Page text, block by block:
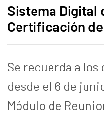
Sistema Digital
Certificación
Se recuerda a los
desde el 6 de
Módulo de